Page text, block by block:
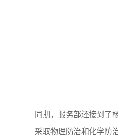
同期，服务部还接到了
采取物理防治和化学防